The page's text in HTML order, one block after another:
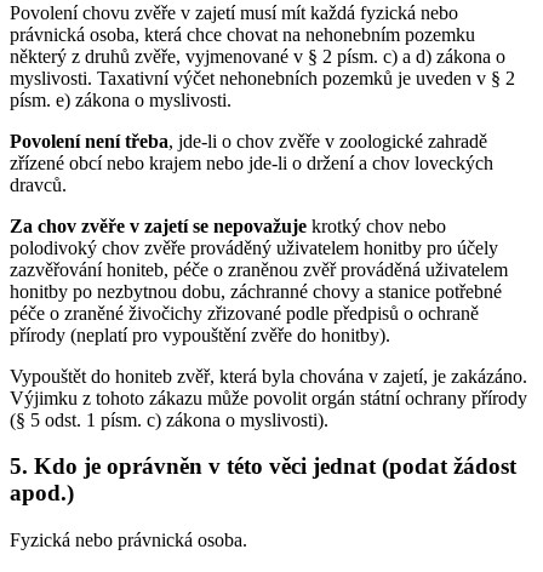
Povolení chovu zvěře v zajetí musí mít každá fyzická nebo
právnická osoba, která chce chovat na nehonebním pozemku
některý z druhů zvěře, vyjmenované v § 2 písm. c) a d) zákona o
myslivosti. Taxativní výčet nehonebních pozemků je uveden v § 2
písm. e) zákona o myslivosti.
Povolení není třeba, jde-li o chov zvěře v zoologické zahradě
zřízené obcí nebo krajem nebo jde-li o držení a chov loveckých
dravců.
Za chov zvěře v zajetí se nepovažuje krotký chov nebo
polodivoký chov zvěře prováděný uživatelem honitby pro účely
zazvěřování honiteb, péče o zraněnou zvěř prováděná uživatelem
honitby po nezbytnou dobu, záchranné chovy a stanice potřebné
péče o zraněné živočichy zřizované podle předpisů o ochraně
přírody (neplatí pro vypouštění zvěře do honitby).
Vypouštět do honiteb zvěř, která byla chována v zajetí, je zakázáno.
Výjimku z tohoto zákazu může povolit orgán státní ochrany přírody
(§ 5 odst. 1 písm. c) zákona o myslivosti).
5. Kdo je oprávněn v této věci jednat (podat žádost
apod.)
Fyzická nebo právnická osoba.